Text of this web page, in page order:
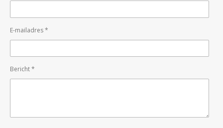
E-mailadres *
Bericht *